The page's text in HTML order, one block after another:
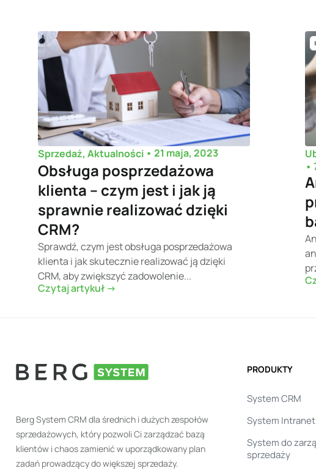
Sprzedaż, Aktualności • 21 maja, 2023
Obsługa posprzedażowa
klienta – czym jest i jak ją
sprawnie realizować dzięki
CRM?
Sprawdź, czym jest obsługa posprzedażowa
klienta i jak skutecznie realizować ją dzięki
CRM, aby zwiększyć zadowolenie...
Czytaj artykuł ->
•
Berg System CRM dla średnich i dużych zespołów
sprzedażowych, który pozwoli Ci zarządzać bazą
klientów i chaos zamienić w uporządkowany plan
zadań prowadzący do większej sprzedaży.
PRODUKTY
System CRM
System Intranet
System do
sprzedaży